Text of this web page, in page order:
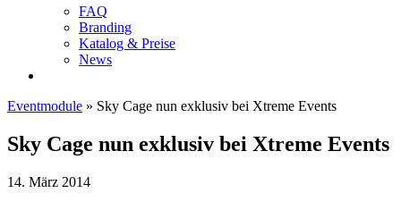
FAQ
Branding
Katalog & Preise
News
Eventmodule » Sky Cage nun exklusiv bei Xtreme Events
Sky Cage nun exklusiv bei Xtreme Events
14. März 2014